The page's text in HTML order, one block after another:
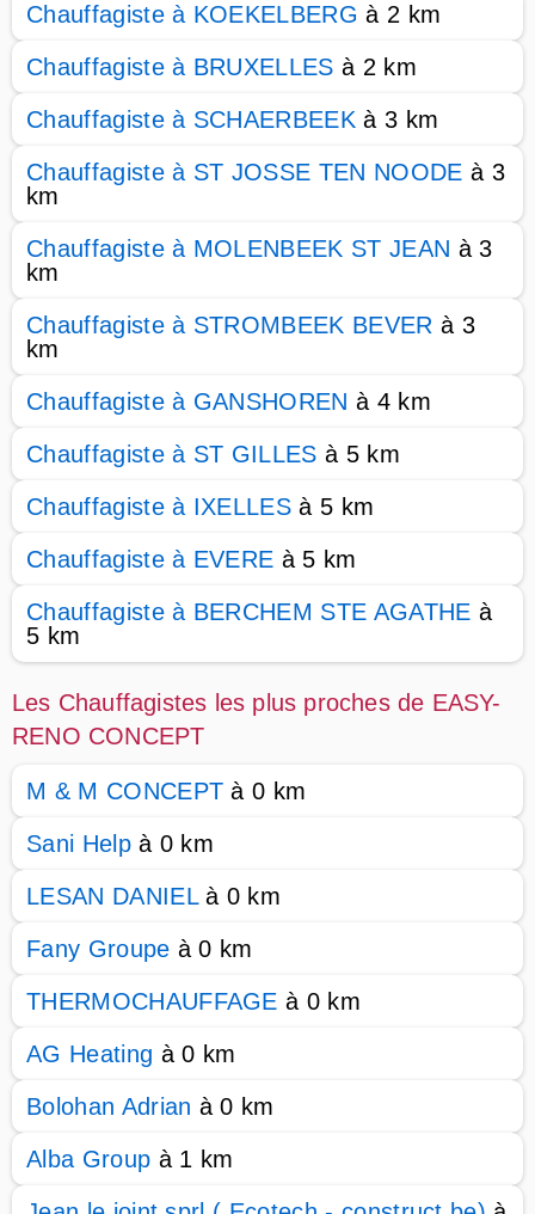
Chauffagiste à KOEKELBERG à 2 km
Chauffagiste à BRUXELLES à 2 km
Chauffagiste à SCHAERBEEK à 3 km
Chauffagiste à ST JOSSE TEN NOODE à 3
km
Chauffagiste à MOLENBEEK ST JEAN à 3
km
Chauffagiste à STROMBEEK BEVER à 3
km
Chauffagiste à GANSHOREN à 4 km
Chauffagiste à ST GILLES à 5 km
Chauffagiste à IXELLES à 5 km
Chauffagiste à EVERE à 5 km
Chauffagiste à BERCHEM STE AGATHE à
5 km
Les Chauffagistes les plus proches de EASY-
RENO CONCEPT
M & M CONCEPT à 0 km
Sani Helpà 0 km
LESAN DANIELà 0 km
Fany Groupe à 0 km
THERMOCHAUFFAGE à 0 km
AG Heating à 0 km
Bolohan Adrian à 0 km
Alba Group à 1 km